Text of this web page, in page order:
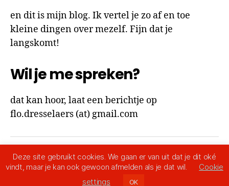
en dit is mijn blog. Ik vertel je zo af en toe
kleine dingen over mezelf. Fijn dat je
langskomt!
Wil je me spreken?
dat kan hoor, laat een berichtje op
flo.dresselaers (at) gmail.com
© 2026Ik ben Flo
Omhoog↑
Deze site gebruikt cookies. We gaan er van uit dat je dit oké
vindt, maar je kan ook gewoon afmelden als je dat wil.
Cookie
settings
OK